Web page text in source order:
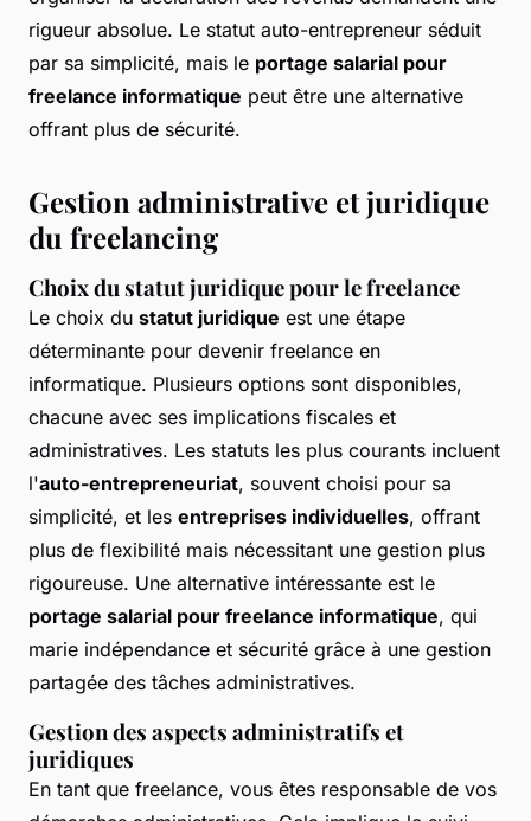
rigueur absolue. Le statut auto-entrepreneur séduit
par sa simplicité, mais le portage salarial pour
freelance informatique peut être une alternative
offrant plus de sécurité.
Gestion administrative et juridique
du freelancing
Choix du statut juridique pour le freelance
Le choix du statut juridique est une étape
déterminante pour devenir freelance en
informatique. Plusieurs options sont disponibles,
chacune avec ses implications fiscales et
administratives. Les statuts les plus courants incluent
l'auto-entrepreneuriat, souvent choisi pour sa
simplicité, et les entreprises individuelles, offrant
plus de flexibilité mais nécessitant une gestion plus
rigoureuse. Une alternative intéressante est le
portage salarial pour freelance informatique, qui
marie indépendance et sécurité grâce à une gestion
partagée des tâches administratives.
Gestion des aspects administratifs et
juridiques
En tant que freelance, vous êtes responsable de vos